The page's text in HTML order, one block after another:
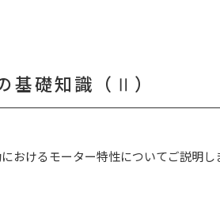
基礎知識（Ⅱ）
おけるモーター特性についてご説明し